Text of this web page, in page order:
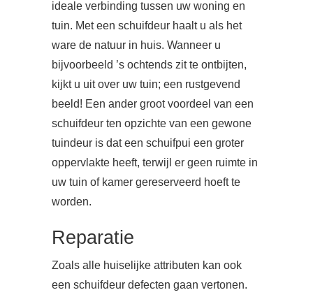
ideale verbinding tussen uw woning en
tuin. Met een schuifdeur haalt u als het
ware de natuur in huis. Wanneer u
bijvoorbeeld ’s ochtends zit te ontbijten,
kijkt u uit over uw tuin; een rustgevend
beeld! Een ander groot voordeel van een
schuifdeur ten opzichte van een gewone
tuindeur is dat een schuifpui een groter
oppervlakte heeft, terwijl er geen ruimte in
uw tuin of kamer gereserveerd hoeft te
worden.
Reparatie
Zoals alle huiselijke attributen kan ook
een schuifdeur defecten gaan vertonen.